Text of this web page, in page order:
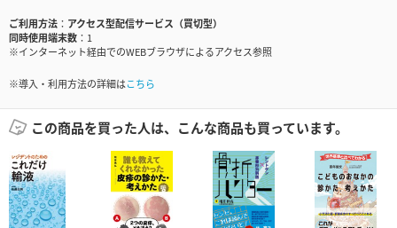
ご利用方法
アクセス型配信サービス（買切型）
同時使用端末数
1
※インターネット経由でのWEBブラウザによるアクセス参照
※導入・利用方法の詳細はこちら
この商品を買った人は、こんな商品も買っています。